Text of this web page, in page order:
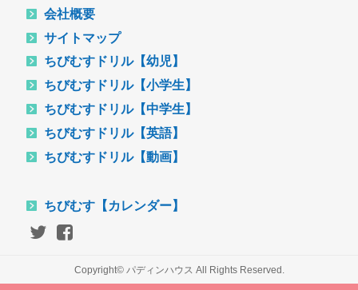
会社概要
サイトマップ
ちびむすドリル【幼児】
ちびむすドリル【小学生】
ちびむすドリル【中学生】
ちびむすドリル【英語】
ちびむすドリル【動画】
ちびむす【カレンダー】
Copyright© パディンハウス All Rights Reserved.